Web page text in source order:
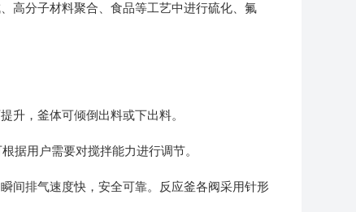
高分子材料聚合、食品等工艺中进行硫化、氟
升，釜体可倾倒出料或下出料。
据用户需要对搅拌能力进行调节。
间排气速度快，安全可靠。反应釜各阀采用针形